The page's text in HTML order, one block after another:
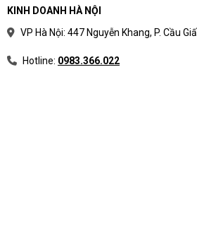
KINH DOANH HÀ NỘI
VP Hà Nội: 447 Nguyễn Khang, P. Cầu
Hotline: 0983.366.022